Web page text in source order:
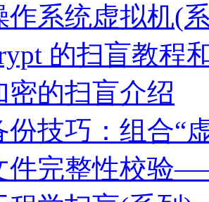
作系统虚拟机(
的扫盲教程
密的扫盲介绍
份技巧：组合“
件完整性校验